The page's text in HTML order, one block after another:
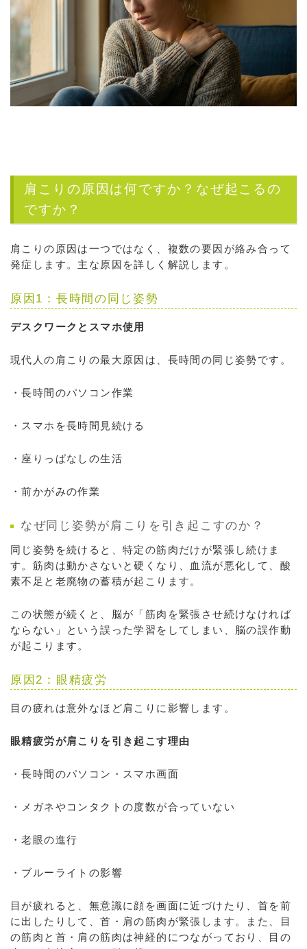
肩こりの原因は何ですか？なぜ起こるの
ですか？
肩こりの原因は一つではなく、複数の要因が絡み合って
発症します。主な原因を詳しく解説します。
原因1：長時間の同じ姿勢
デスクワークとスマホ使用
現代人の肩こりの最大原因は、長時間の同じ姿勢です。
・長時間のパソコン作業
・スマホを長時間見続ける
・座りっぱなしの生活
・前かがみの作業
なぜ同じ姿勢が肩こりを引き起こすのか？
同じ姿勢を続けると、特定の筋肉だけが緊張し続けま
す。筋肉は動かさないと硬くなり、血流が悪化して、酸
素不足と老廃物の蓄積が起こります。
この状態が続くと、脳が「筋肉を緊張させ続けなければ
ならない」という誤った学習をしてしまい、脳の誤作動
が起こります。
原因2：眼精疲労
目の疲れは意外なほど肩こりに影響します。
眼精疲労が肩こりを引き起こす理由
・長時間のパソコン・スマホ画面
・メガネやコンタクトの度数が合っていない
・老眼の進行
・ブルーライトの影響
目が疲れると、無意識に顔を画面に近づけたり、首を前
に出したりして、首・肩の筋肉が緊張します。また、目
の筋肉と首・肩の筋肉は神経的につながっており、目の